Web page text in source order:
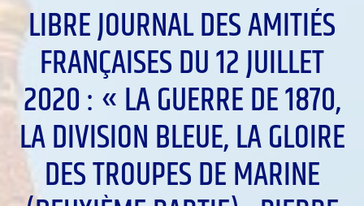
LIBRE JOURNAL DES AMITIÉS
FRANÇAISES DU 12 JUILLET
2020 : « LA GUERRE DE 1870,
LA DIVISION BLEUE, LA GLOIRE
DES TROUPES DE MARINE